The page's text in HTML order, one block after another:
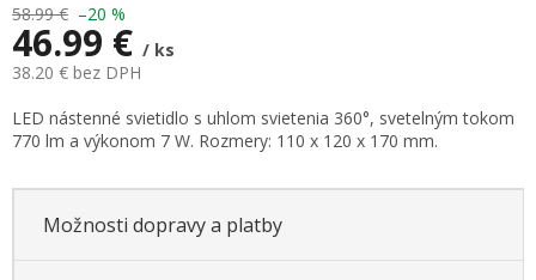
58.99 € –20 %
46.99 € / ks
38.20 € bez DPH
Jednotková
cena:
LED nástenné svietidlo s uhlom svietenia 360°, svetelným tokom
770 lm a výkonom 7 W. Rozmery: 110 x 120 x 170 mm.
Možnosti dopravy a platby